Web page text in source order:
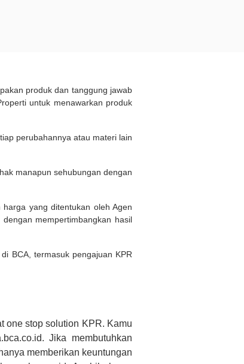
produk dan tanggung jawab
untuk menawarkan produk
perubahannya atau materi lain
manapun sehubungan dengan
yang ditentukan oleh Agen
mempertimbangkan hasil
BCA, termasuk pengajuan KPR
one stop solution KPR. Kamu
Jika membutuhkan
memberikan keuntungan